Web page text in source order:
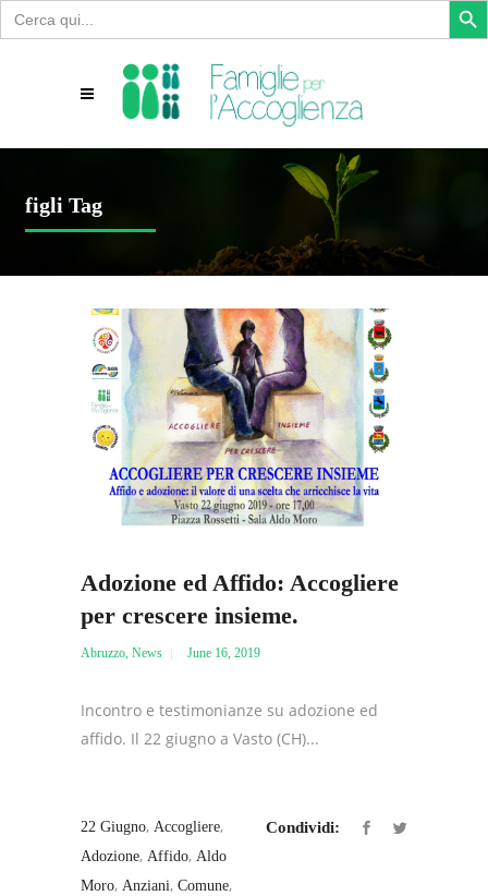
Search
for:
figli Tag
Adozione ed Affido: Accogliere
per crescere insieme.
Abruzzo News June 16, 2019
Incontro e testimonianze su adozione ed
affido. Il 22 giugno a Vasto (CH)...
22 Giugno, Accogliere,
Adozione, Affido, Aldo
Moro, Anziani, Comune,
Condividi: